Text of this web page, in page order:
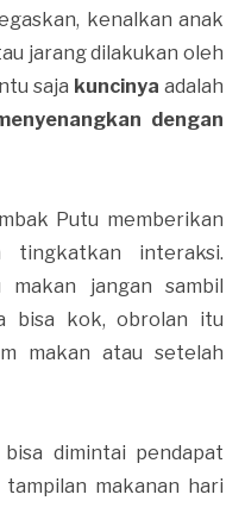
kenalkan anak
jarang dilakukan oleh
saja kuncinya adalah
dengan
Putu memberikan
tingkatkan interaksi.
jangan sambil
bisa kok, obrolan itu
makan atau setelah
dimintai pendapat
makanan hari